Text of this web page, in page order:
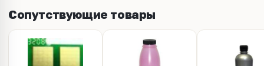
Сопутствующие товары